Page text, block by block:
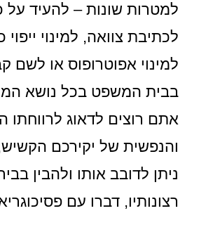
למטרות שונות – להעיד על
לכתיבת צוואה, למינוי ייפוי
למינוי אפוטרופוס או לשם
בבית המשפט בכל נושא
אתם רוצים לדאוג לרווחתו
והנפשית של יקירכם הקשיש,
ניתן לדובב אותו ולהבין
רצונותיו, דברו עם